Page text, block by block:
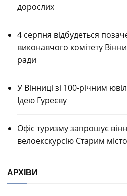
дорослих
4 серпня відбудеться
виконавчого комітету
ради
У Вінниці зі 100-річним
Ідею Гуреєву
Офіс туризму запрошує
велоекскурсію Старим
АРХІВИ